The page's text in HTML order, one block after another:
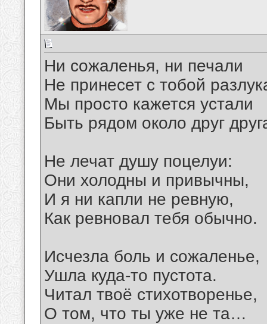
Ни сожаленья, ни печали
Не принесет с тобой
Мы просто кажется устали
Быть рядом около друг
Не лечат душу поцелуи:
Они холодны и привычны,
И я ни капли не ревную,
Как ревновал тебя обычно.
Исчезла боль и сожаленье,
Ушла куда-то пустота.
Читал твоё стихотворенье,
О том, что ты уже не та…